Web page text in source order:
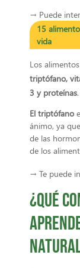
→ Puede
15
vida
Los
triptófano,
3 y proteínas.
El triptófano
ánimo, ya que
de las
de los
→ Te puede
¿Qué